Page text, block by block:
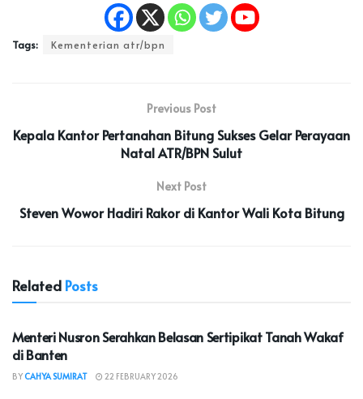
Tags: Kementerian atr/bpn
Previous Post
Kepala Kantor Pertanahan Bitung Sukses Gelar Perayaan
Natal ATR/BPN Sulut
Next Post
Steven Wowor Hadiri Rakor di Kantor Wali Kota Bitung
Related Posts
NASIONAL
Menteri Nusron Serahkan Belasan Sertipikat Tanah Wakaf
di Banten
BYCAHYA SUMIRAT 22 FEBRUARY 2026